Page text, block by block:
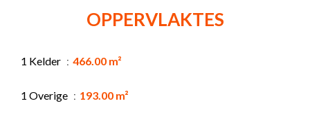
OPPERVLAKTES
1 Kelder 466.00 m²
1 Overige 193.00 m²